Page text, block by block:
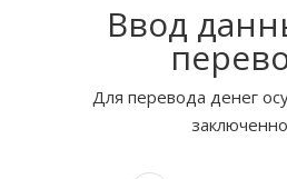
Ввод
Для перевода денег